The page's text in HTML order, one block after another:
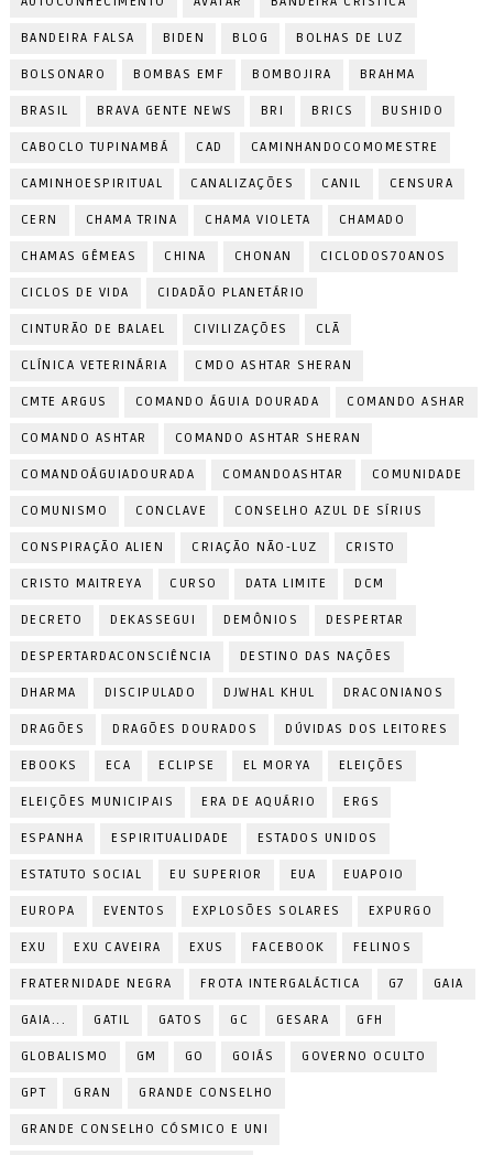
BANDEIRA FALSA BIDEN BLOG BOLHAS DE LUZ
BOLSONARO BOMBAS EMF BOMBOJIRA BRAHMA
BRASIL BRAVA GENTE NEWS BRI BRICS BUSHIDO
CABOCLO TUPINAMBÁ CAD CAMINHANDOCOMOMESTRE
CAMINHOESPIRITUAL CANALIZAÇÕES CANIL CENSURA
CERN CHAMA TRINA CHAMA VIOLETA CHAMADO
CHAMAS GÊMEAS CHINA CHONAN CICLODOS70ANOS
CICLOS DE VIDA CIDADÃO PLANETÁRIO
CINTURÃO DE BALAEL CIVILIZAÇÕES CLÃ
CLÍNICA VETERINÁRIA CMDO ASHTAR SHERAN
CMTE ARGUS COMANDO ÁGUIA DOURADA COMANDO ASHAR
COMANDO ASHTAR COMANDO ASHTAR SHERAN
COMANDOÁGUIADOURADA COMANDOASHTAR COMUNIDADE
COMUNISMO CONCLAVE CONSELHO AZUL DE SÍRIUS
CONSPIRAÇÃO ALIEN CRIAÇÃO NÃO-LUZ CRISTO
CRISTO MAITREYA CURSO DATA LIMITE DCM
DECRETO DEKASSEGUI DEMÔNIOS DESPERTAR
DESPERTARDACONSCIÊNCIA DESTINO DAS NAÇÕES
DHARMA DISCIPULADO DJWHAL KHUL DRACONIANOS
DRAGÕES DRAGÕES DOURADOS DÚVIDAS DOS LEITORES
EBOOKS ECA ECLIPSE EL MORYA ELEIÇÕES
ELEIÇÕES MUNICIPAIS ERA DE AQUÁRIO ERGS
ESPANHA ESPIRITUALIDADE ESTADOS UNIDOS
ESTATUTO SOCIAL EU SUPERIOR EUA EUAPOIO
EUROPA EVENTOS EXPLOSÕES SOLARES EXPURGO
EXU EXU CAVEIRA EXUS FACEBOOK FELINOS
FRATERNIDADE NEGRA FROTA INTERGALÁCTICA G7 GAIA
GAIA... GATIL GATOS GC GESARA GFH
GLOBALISMO GM GO GOIÁS GOVERNO OCULTO
GPT GRAN GRANDE CONSELHO
GRANDE CONSELHO CÓSMICO E UNI